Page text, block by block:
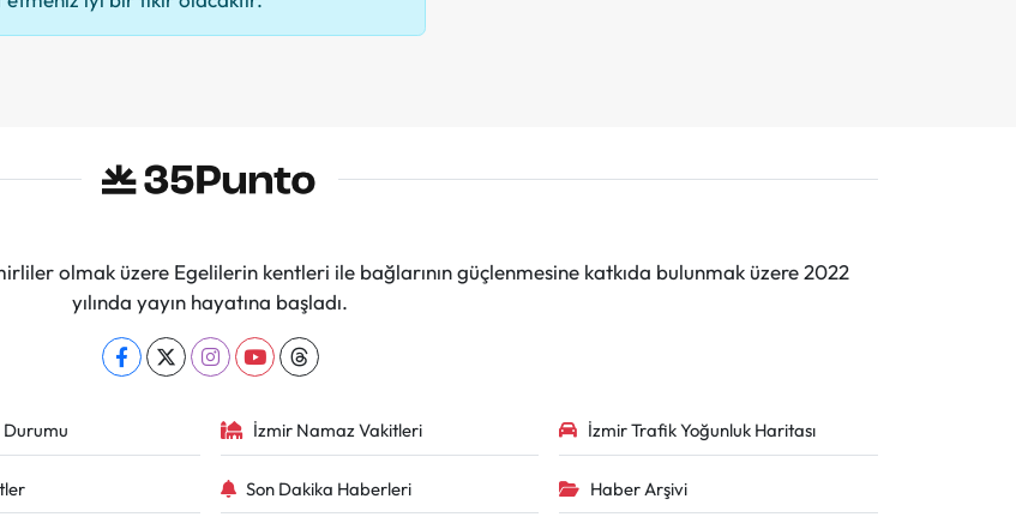
olmak üzere Egelilerin kentleri ile bağlarının güçlenmesine katkıda bulunmak üzere 2022
yılında yayın hayatına başladı.
İzmir Namaz Vakitleri İzmir Trafik Yoğunluk Haritası
Son Dakika Haberleri Haber Arşivi